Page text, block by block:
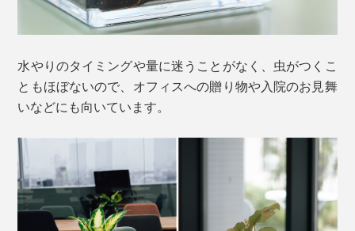
水やりのタイミングや量に迷うことがなく、虫がつくこ
ともほぼないので、オフィスへの贈り物や入院のお見舞
いなどにも向いています。